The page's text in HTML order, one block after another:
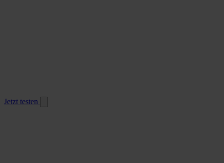
Jetzt testen